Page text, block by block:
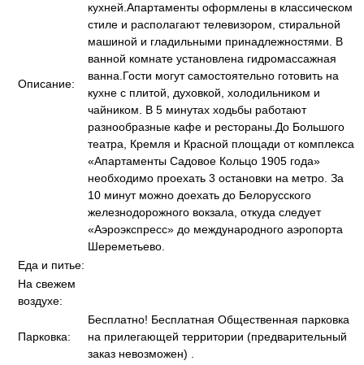
Описание:
кухней.Апартаменты оформлены в классическом
стиле и располагают телевизором, стиральной
машиной и гладильными принадлежностями. В
ванной комнате установлена гидромассажная
ванна.Гости могут самостоятельно готовить на
кухне с плитой, духовкой, холодильником и
чайником. В 5 минутах ходьбы работают
разнообразные кафе и рестораны.До Большого
театра, Кремля и Красной площади от комплекса
«Апартаменты Садовое Кольцо 1905 года»
необходимо проехать 3 остановки на метро. За
10 минут можно доехать до Белорусского
железнодорожного вокзала, откуда следует
«Аэроэкспресс» до международного аэропорта
Шереметьево.
Еда и питье:
На свежем
воздухе:
Парковка:
Бесплатно! Бесплатная Общественная парковка
на прилегающей территории (предварительный
заказ невозможен) .